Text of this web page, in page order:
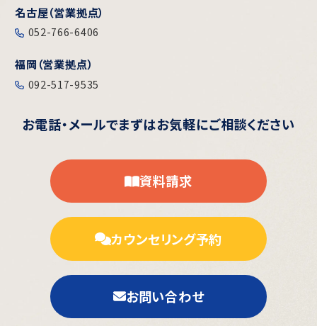
名古屋（営業拠点）
052-766-6406
福岡（営業拠点）
092-517-9535
お電話・メールでまずはお気軽にご相談ください
資料請求
カウンセリング予約
お問い合わせ